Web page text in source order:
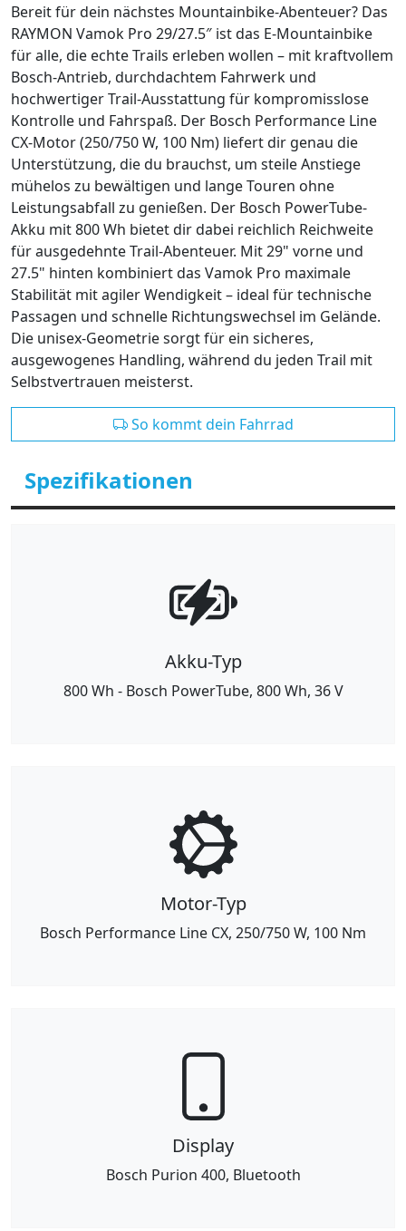
Bereit für dein nächstes Mountainbike-Abenteuer? Das
RAYMON Vamok Pro 29/27.5″ ist das E-Mountainbike
für alle, die echte Trails erleben wollen – mit kraftvollem
Bosch-Antrieb, durchdachtem Fahrwerk und
hochwertiger Trail-Ausstattung für kompromisslose
Kontrolle und Fahrspaß. Der Bosch Performance Line
CX-Motor (250/750 W, 100 Nm) liefert dir genau die
Unterstützung, die du brauchst, um steile Anstiege
mühelos zu bewältigen und lange Touren ohne
Leistungsabfall zu genießen. Der Bosch PowerTube-
Akku mit 800 Wh bietet dir dabei reichlich Reichweite
für ausgedehnte Trail-Abenteuer. Mit 29" vorne und
27.5" hinten kombiniert das Vamok Pro maximale
Stabilität mit agiler Wendigkeit – ideal für technische
Passagen und schnelle Richtungswechsel im Gelände.
Die unisex-Geometrie sorgt für ein sicheres,
ausgewogenes Handling, während du jeden Trail mit
Selbstvertrauen meisterst.
So kommt dein Fahrrad
Spezifikationen
Akku-Typ
800 Wh - Bosch PowerTube, 800 Wh, 36 V
Motor-Typ
Bosch Performance Line CX, 250/750 W, 100 Nm
Display
Bosch Purion 400, Bluetooth